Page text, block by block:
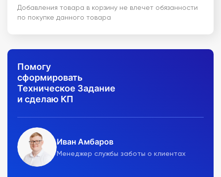
Добавления товара в корзину не влечет обязанности
по покупке данного товара
Помогу
сформировать
Техническое Задание
и сделаю КП
Иван Амбаров
Менеджер службы заботы о клиентах